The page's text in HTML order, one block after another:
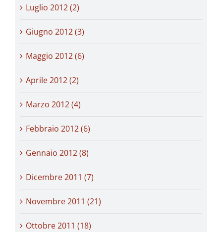
Luglio 2012 (2)
Giugno 2012 (3)
Maggio 2012 (6)
Aprile 2012 (2)
Marzo 2012 (4)
Febbraio 2012 (6)
Gennaio 2012 (8)
Dicembre 2011 (7)
Novembre 2011 (21)
Ottobre 2011 (18)